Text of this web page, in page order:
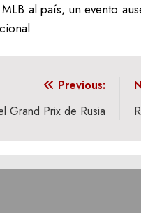
al país, un evento
Previous:
Grand Prix de Rusia